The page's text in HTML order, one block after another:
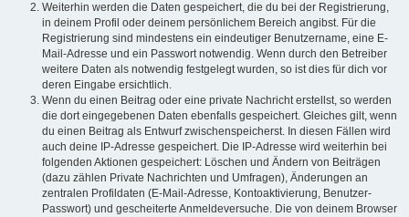
Weiterhin werden die Daten gespeichert, die du bei der Registrierung,
in deinem Profil oder deinem persönlichem Bereich angibst. Für die
Registrierung sind mindestens ein eindeutiger Benutzername, eine E-
Mail-Adresse und ein Passwort notwendig. Wenn durch den Betreiber
weitere Daten als notwendig festgelegt wurden, so ist dies für dich vor
deren Eingabe ersichtlich.
Wenn du einen Beitrag oder eine private Nachricht erstellst, so werden
die dort eingegebenen Daten ebenfalls gespeichert. Gleiches gilt, wenn
du einen Beitrag als Entwurf zwischenspeicherst. In diesen Fällen wird
auch deine IP-Adresse gespeichert. Die IP-Adresse wird weiterhin bei
folgenden Aktionen gespeichert: Löschen und Ändern von Beiträgen
(dazu zählen Private Nachrichten und Umfragen), Änderungen an
zentralen Profildaten (E-Mail-Adresse, Kontoaktivierung, Benutzer-
Passwort) und gescheiterte Anmeldeversuche. Die von deinem Browser